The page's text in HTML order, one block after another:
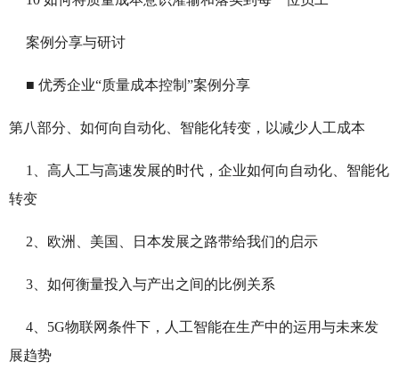
案例分享与研讨
■ 优秀企业“质量成本控制”案例分享
第八部分、如何向自动化、智能化转变，以减少人工成本
1、高人工与高速发展的时代，企业如何向自动化、智能化
转变
2、欧洲、美国、日本发展之路带给我们的启示
3、如何衡量投入与产出之间的比例关系
4、5G物联网条件下，人工智能在生产中的运用与未来发
展趋势